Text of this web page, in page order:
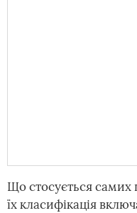
Що стосується самих
їх класифікація